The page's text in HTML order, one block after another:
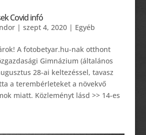
Covid infó
| szept 4, 2020| Egyéb
A fotobetyar.hu-nak otthont
Gimnázium (általános
28-ai keltezéssel, tavasz
a terembérleteket a növekvő
miatt. Közleményt lásd >> 14-es